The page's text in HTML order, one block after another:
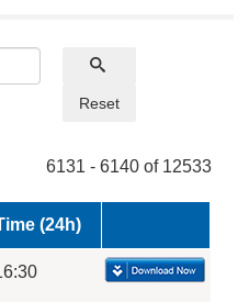
Reset
6131 - 6140 of 12533
(24h)